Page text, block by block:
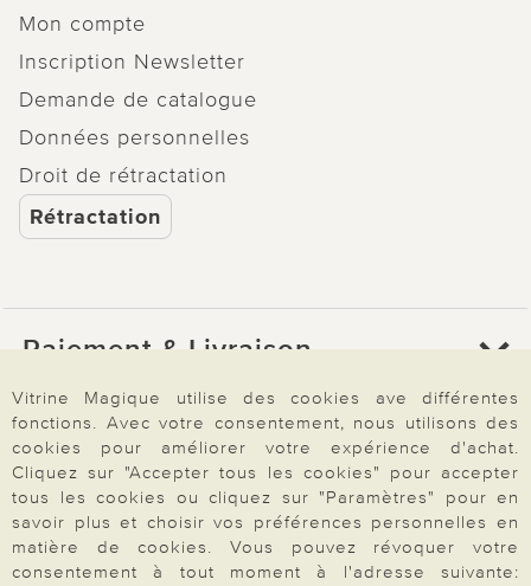
Mon compte
Inscription Newsletter
Demande de catalogue
Données personnelles
Droit de rétractation
Rétractation
Paiement & Livraison
À propos de nous
Besoin d'aide?
Vitrine Magique utilise des cookies ave différentes
fonctions. Avec votre consentement, nous utilisons des
cookies pour améliorer votre expérience d'achat.
Cliquez sur "Accepter tous les cookies" pour accepter
tous les cookies ou cliquez sur "Paramètres" pour en
savoir plus et choisir vos préférences personnelles en
matière de cookies. Vous pouvez révoquer votre
consentement à tout moment à l'adresse suivante: